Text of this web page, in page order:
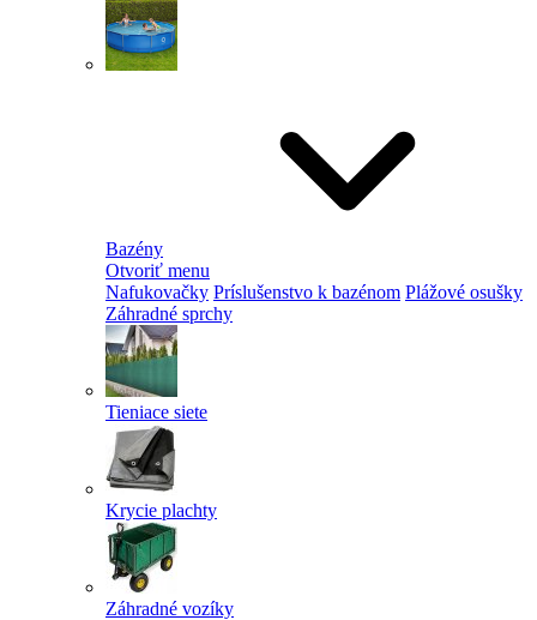
Bazény
Otvoriť menu
Nafukovačky Príslušenstvo k bazénom Plážové osušky
Záhradné sprchy
Tieniace siete
Krycie plachty
Záhradné vozíky